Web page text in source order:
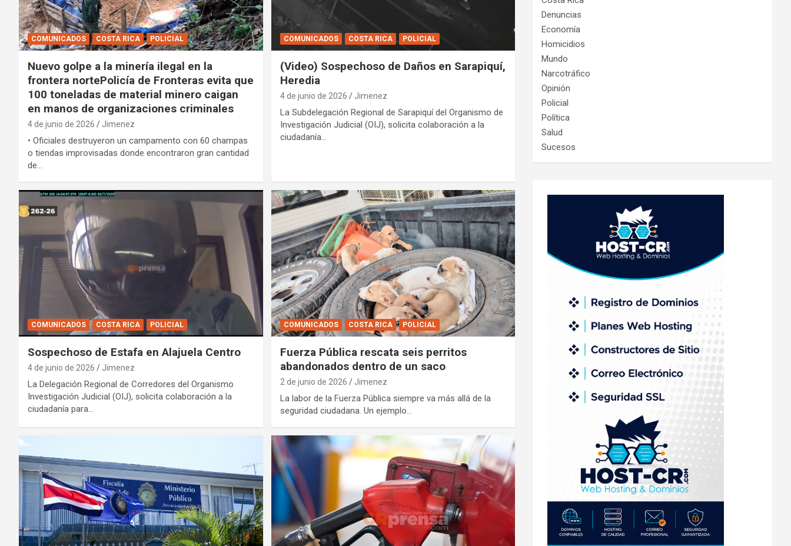
COMUNICADOS COSTA RICA POLICIAL
Nuevo golpe a la minería ilegal en la
frontera nortePolicía de Fronteras evita que
100 toneladas de material minero caigan
en manos de organizaciones criminales
4 de junio de 2026 Jimenez
• Oficiales destruyeron un campamento con 60 champas
o tiendas improvisadas donde encontraron gran cantidad
de…
COMUNICADOS COSTA RICA POLICIAL
(Video) Sospechoso de Daños en Sarapiquí,
Heredia
4 de junio de 2026 Jimenez
La Subdelegación Regional de Sarapiquí del Organismo de
Investigación Judicial (OIJ), solicita colaboración a la
ciudadanía…
COMUNICADOS COSTA RICA POLICIAL
Sospechoso de Estafa en Alajuela Centro
4 de junio de 2026 Jimenez
La Delegación Regional de Corredores del Organismo
Investigación Judicial (OIJ), solicita colaboración a la
ciudadanía para…
COMUNICADOS COSTA RICA POLICIAL
Fuerza Pública rescata seis perritos
abandonados dentro de un saco
2 de junio de 2026 Jimenez
La labor de la Fuerza Pública siempre va más allá de la
seguridad ciudadana. Un ejemplo…
Denuncias
Economía
Homicidios
Mundo
Narcotráfico
Opinión
Policial
Política
Salud
Sucesos